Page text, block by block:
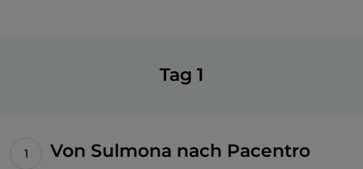
Tag 1
Von Sulmona nach Pacentro